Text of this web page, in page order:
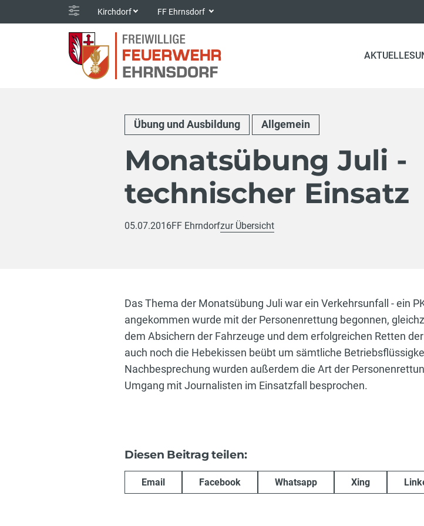
Kirchdorf FF Ehrnsdorf
AKTUELLES
Übung und Ausbildung Allgemein
Monatsübung Juli -
technischer Einsatz
05.07.2016FF Ehrndorfzur Übersicht
Das Thema der Monatsübung Juli war ein Verkehrsunfall - ein
angekommen wurde mit der Personenrettung begonnen,
dem Absichern der Fahrzeuge und dem erfolgreichen Retten
auch noch die Hebekissen beübt um sämtliche
Nachbesprechung wurden außerdem die Art der
Umgang mit Journalisten im Einsatzfall besprochen.
Diesen Beitrag teilen:
Email Facebook Whatsapp Xing